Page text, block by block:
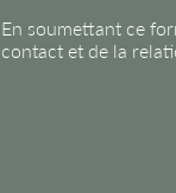
En soumettant ce
contact et de la